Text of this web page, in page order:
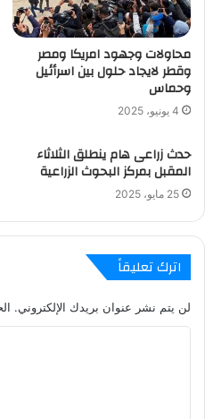
محاولات وجهود امريكا ومصر
وقطر لايجاد حلول بين اسرأئيل
وحماس
4 يونيو، 2025
حدث زراعى هام ينطلق الثلاثاء
المقبل بمركز البحوث الزراعية
25 مايو، 2025
اترك تعليقاً
لن يتم نشر عنوان بريدك الإلكتروني.